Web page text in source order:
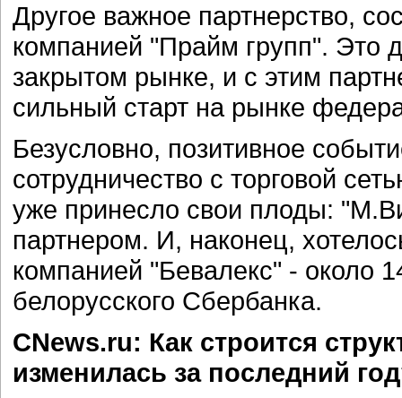
Другое важное партнерство,
компанией "Прайм групп". Это
закрытом рынке, и с этим
сильный старт на рынке
Безусловно, позитивное
сотрудничество с торговой
уже принесло свои плоды:
партнером. И, наконец,
компанией "Бевалекс" - около
белорусского Сбербанка.
CNews.ru: Как строится
изменилась за последний